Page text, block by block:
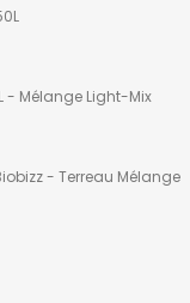
- Mélange Light-Mix
- Terreau Mélange